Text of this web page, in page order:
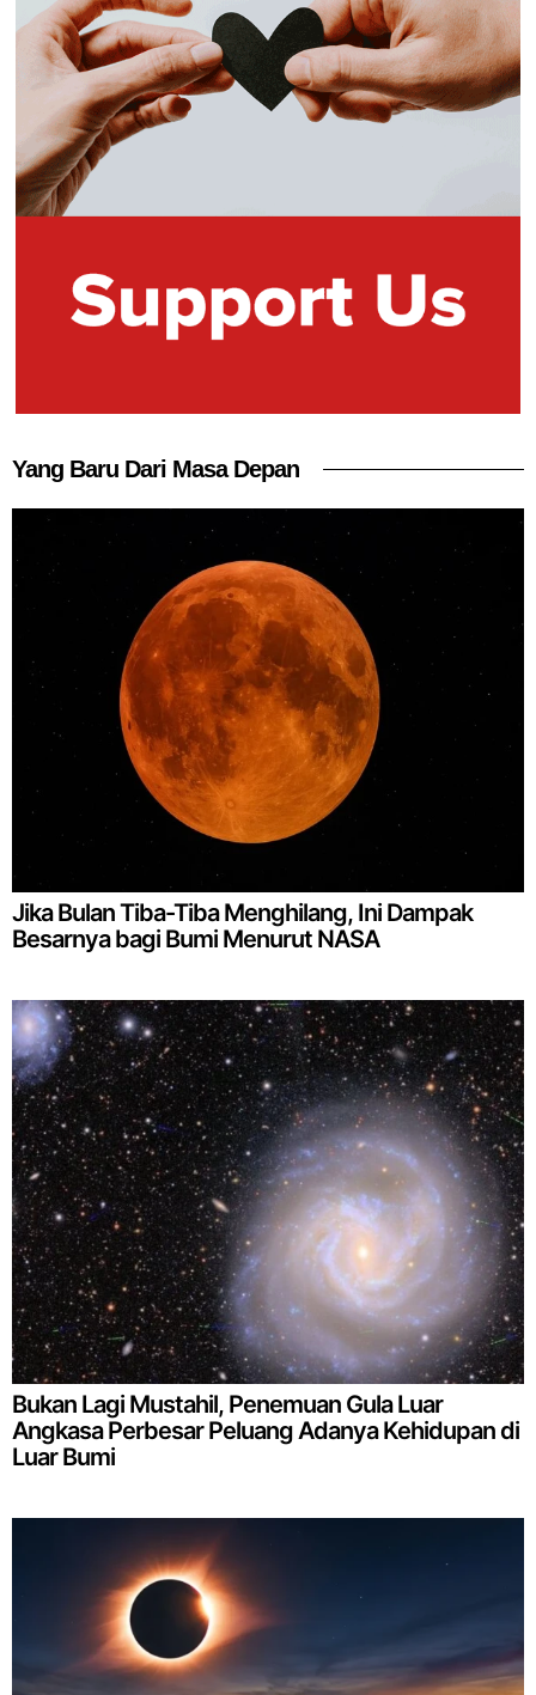
Yang Baru Dari Masa Depan
Jika Bulan Tiba-Tiba Menghilang, Ini Dampak
Besarnya bagi Bumi Menurut NASA
Bukan Lagi Mustahil, Penemuan Gula Luar
Angkasa Perbesar Peluang Adanya Kehidupan di
Luar Bumi